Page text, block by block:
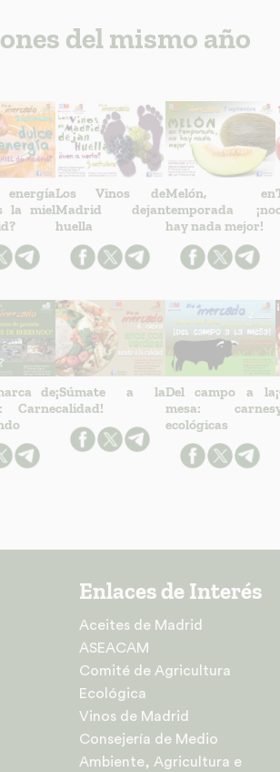
del mismo año
la miel
Los Vinos de
Madrid dejan
huella
Melón, en
temporada ¡no
hay nada mejor!
de
Carne
¡Súmate a la
calidad!
Del campo a la
mesa: carnes
ecológicas
Enlaces de Interés
Aceites de Madrid
ASEACAM
Comité de Agricultura
Ecológica
Vinos de Madrid
Consejería de Medio
Ambiente, Agricultura e